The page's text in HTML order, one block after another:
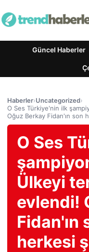
Güncel Haberler
Haberler›Uncategorized›
O Ses Türkiye'nin ilk
Oğuz Berkay Fidan'ın son
O Ses
Ülkeyi
evlendi!
Fidan'ın
herkesi